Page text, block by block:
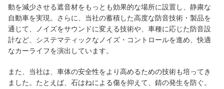
動を減少させる遮音材をもっとも効果的な場所に設置し、静粛な
自動車を実現。さらに、当社の蓄積した高度な防音技術・製品を
通じて、ノイズをサウンドに変える技術や、車種に応じた防音設
計など、システマティックなノイズ・コントロールを進め、快適
なカーライフを演出しています。
また、当社は、車体の安全性をより高めるための技術も培ってき
ました。たとえば、石はねによる傷を抑えて、錆の発生を防ぐ。